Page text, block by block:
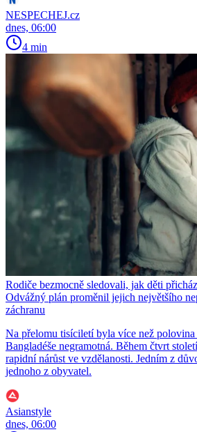
NESPECHEJ.cz
dnes, 06:00
4 min
Rodiče bezmocně sledovali, jak děti
Odvážný plán proměnil jejich největšího
záchranu
Na přelomu tisíciletí byla více než polovina
Bangladéše negramotná. Během čtvrt
rapidní nárůst ve vzdělanosti. Jedním z
jednoho z obyvatel.
Asianstyle
dnes, 06:00